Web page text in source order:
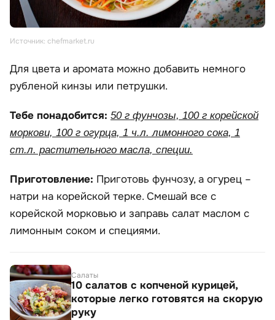
Источник: chefmarket.ru
Для цвета и аромата можно добавить немного
рубленой кинзы или петрушки.
Тебе понадобится: 50 г фунчозы, 100 г корейской
моркови, 100 г огурца, 1 ч.л. лимонного сока, 1
ст.л. растительного масла, специи.
Приготовление: Приготовь фунчозу, а огурец –
натри на корейской терке. Смешай все с
корейской морковью и заправь салат маслом с
лимонным соком и специями.
Салаты
10 салатов с копченой курицей,
которые легко готовятся на скорую
руку